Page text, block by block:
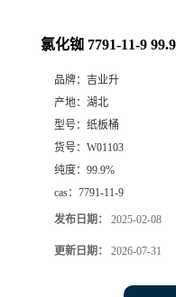
氯化铷 7791-11-9
品牌： 吉业升
产地： 湖北
型号： 纸板桶
货号： W01103
纯度： 99.9%
cas： 7791-11-9
发布日期： 2025-02-08
更新日期： 2026-07-31